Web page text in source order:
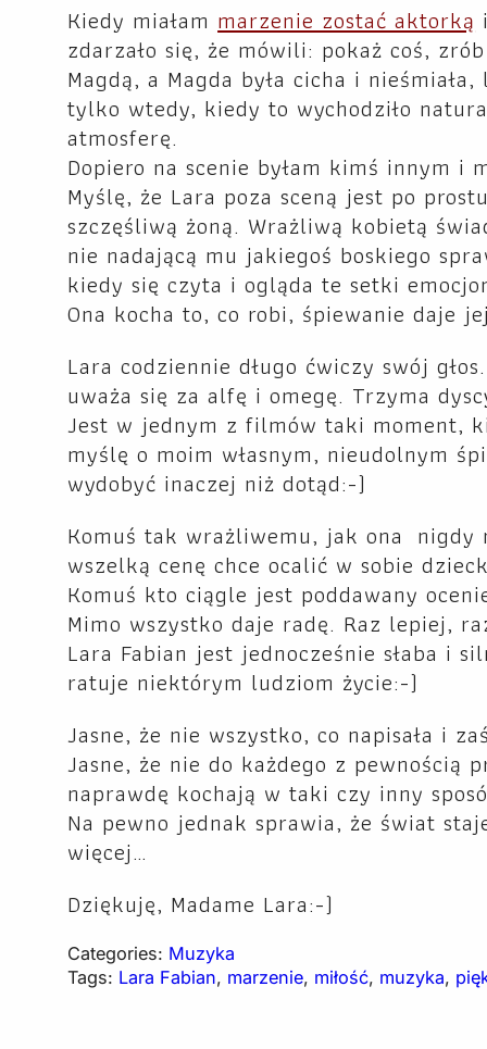
Kiedy miałam marzenie zostać aktorką
zdarzało się, że mówili: pokaż coś,
Magdą, a Magda była cicha i
tylko wtedy, kiedy to wychodziło
atmosferę.
Dopiero na scenie byłam kimś innym i
Myślę, że Lara poza sceną jest po
szczęśliwą żoną. Wrażliwą kobietą
nie nadającą mu jakiegoś boskiego
kiedy się czyta i ogląda te setki
Ona kocha to, co robi, śpiewanie daje
Lara codziennie długo ćwiczy swój
uważa się za alfę i omegę. Trzyma
Jest w jednym z filmów taki moment,
myślę o moim własnym, nieudolnym
wydobyć inaczej niż dotąd:-)
Komuś tak wrażliwemu, jak ona nigdy
wszelką cenę chce ocalić w sobie
Komuś kto ciągle jest poddawany
Mimo wszystko daje radę. Raz lepiej,
Lara Fabian jest jednocześnie słaba i
ratuje niektórym ludziom życie:-)
Jasne, że nie wszystko, co napisała i
Jasne, że nie do każdego z
naprawdę kochają w taki czy inny
Na pewno jednak sprawia, że świat
więcej…
Dziękuję, Madame Lara:-)
Categories: Muzyka
Tags: Lara Fabian, marzenie, miłość, muzyka,